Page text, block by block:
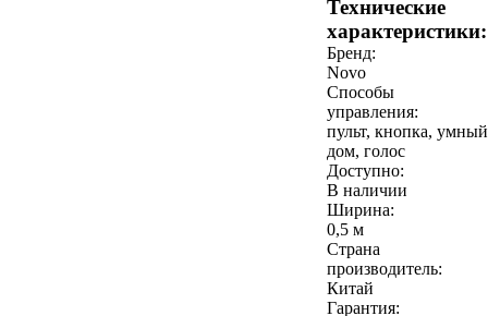
Технические
характеристики:
Бренд:
Novo
Способы
управления:
пульт, кнопка, умный
дом, голос
Доступно:
В наличии
Ширина:
0,5 м
Страна
производитель:
Китай
Гарантия: